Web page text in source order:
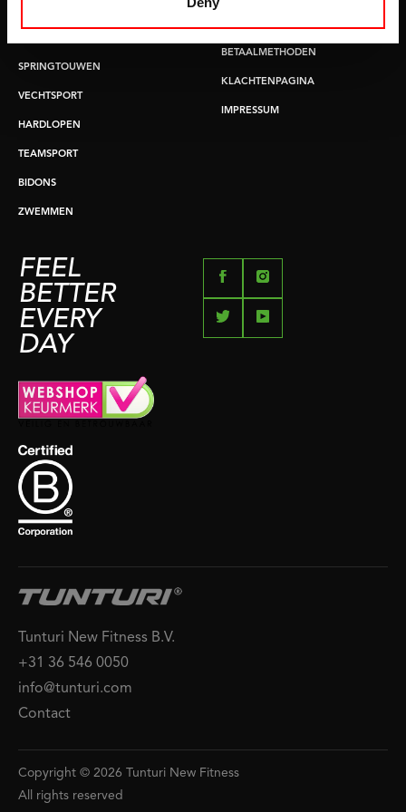
SPRINGTOUWEN
VECHTSPORT
HARDLOPEN
TEAMSPORT
BIDONS
ZWEMMEN
BETAALMETHODEN
KLACHTENPAGINA
IMPRESSUM
FEEL
BETTER
EVERY
DAY
Tunturi New Fitness B.V.
+31 36 546 0050
info@tunturi.com
Contact
Copyright © 2026 Tunturi New Fitness
All rights reserved